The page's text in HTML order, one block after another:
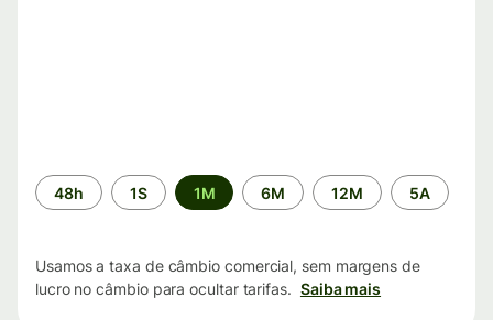
Período
de
48h 1S 1M 6M 12M 5A
Usamos a taxa de câmbio comercial, sem margens de
lucro no câmbio para ocultar tarifas. Saiba mais